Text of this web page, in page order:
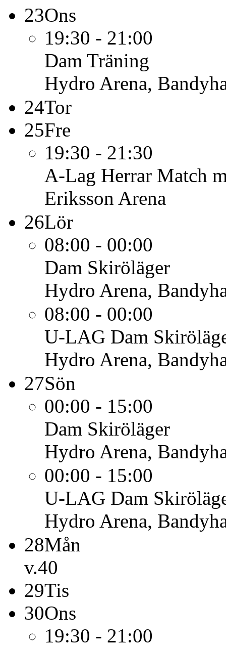
23Ons
19:30 - 21:00
Dam Träning
Hydro Arena,
24Tor
25Fre
19:30 - 21:30
A-Lag Herrar Match
Eriksson Arena
26Lör
08:00 - 00:00
Dam Skiröläger
Hydro Arena,
08:00 - 00:00
U-LAG Dam
Hydro Arena,
27Sön
00:00 - 15:00
Dam Skiröläger
Hydro Arena,
00:00 - 15:00
U-LAG Dam
Hydro Arena,
28Mån
v.40
29Tis
30Ons
19:30 - 21:00